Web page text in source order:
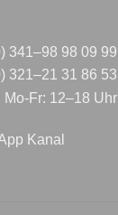
341–98 98 09 99
321–21 31 86 53
Mo-Fr: 12–18 Uhr
Kanal